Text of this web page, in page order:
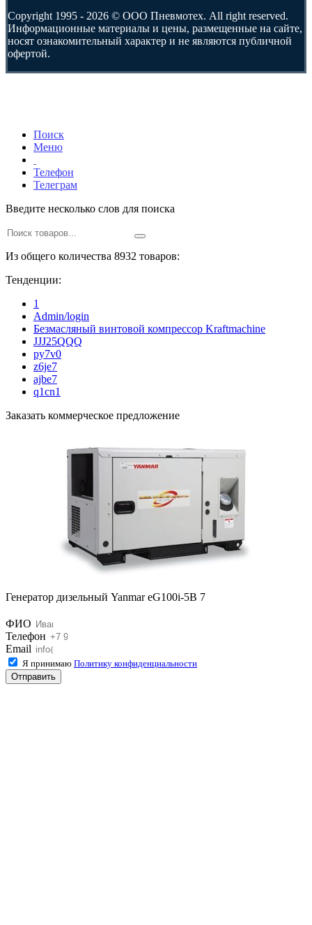
Copyright 1995 - 2026 © ООО Пневмотех. All right reserved.
Информационные материалы и цены, размещенные на сайте,
носят ознакомительный характер и не являются публичной
офертой.
Поиск
Меню
Телефон
Телеграм
Введите несколько слов для поиска
Из общего количества 8932 товаров:
Тенденции:
1
Admin/login
Безмасляный винтовой компрессор Kraftmaсhine
JJJ25QQQ
py7v0
z6je7
ajbe7
q1cn1
Заказать коммерческое предложение
Генератор дизельный Yanmar eG100i-5B 7
ФИО
Телефон
Email
Я принимаю Политику конфиденциальности
Отправить